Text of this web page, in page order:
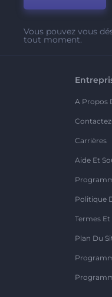
Vous pouvez vous
tout moment.
A Propos
Carrières
Aide Et
Politique
Termes
Plan Du